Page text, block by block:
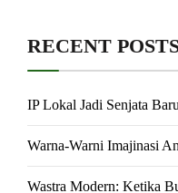
RECENT
IP Lokal Jadi Senjata
Warna-Warni Imajinasi
Wastra Modern: Ketika